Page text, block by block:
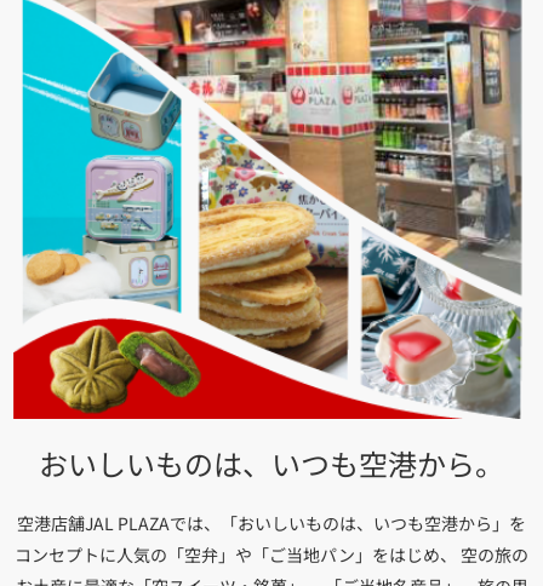
おいしいものは、 いつも空港から。
空港店舗JAL PLAZAでは、「おいしいものは、いつも空港から」を
コンセプトに人気の「空弁」や「ご当地パン」をはじめ、
空の旅の